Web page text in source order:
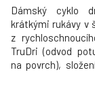
Dámský cyklo
krátkými rukávy v
z
TruDri (odvod
na povrch),